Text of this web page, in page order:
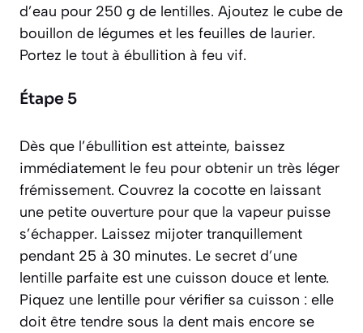
d’eau pour 250 g de lentilles. Ajoutez le cube de
bouillon de légumes et les feuilles de laurier.
Portez le tout à ébullition à feu vif.
Étape 5
Dès que l’ébullition est atteinte, baissez
immédiatement le feu pour obtenir un très léger
frémissement. Couvrez la cocotte en laissant
une petite ouverture pour que la vapeur puisse
s’échapper. Laissez mijoter tranquillement
pendant 25 à 30 minutes. Le secret d’une
lentille parfaite est une cuisson douce et lente.
Piquez une lentille pour vérifier sa cuisson : elle
doit être tendre sous la dent mais encore se